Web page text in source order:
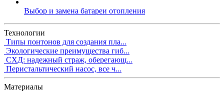
Выбор и замена батареи отопления
Технологии
Типы понтонов для создания пла...
Экологические преимущества гиб...
СХД: надежный страж, оберегающ...
Перистальтический насос, все ч...
Материалы